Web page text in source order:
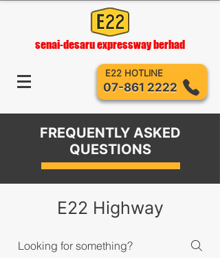
senai-desaru expressway berhad
07-861 2222
E22 HOTLINE
FREQUENTLY ASKED
QUESTIONS
E22 Highway